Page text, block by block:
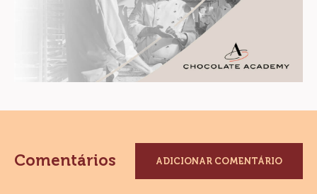
Comentários ADICIONAR COMENTÁRIO